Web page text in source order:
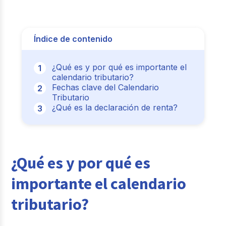
Índice de contenido
¿Qué es y por qué es importante el
calendario tributario?
Fechas clave del Calendario
Tributario
¿Qué es la declaración de renta?
¿Qué es y por qué es
importante el calendario
tributario?